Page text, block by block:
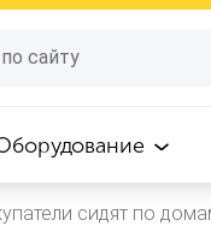
сидят по